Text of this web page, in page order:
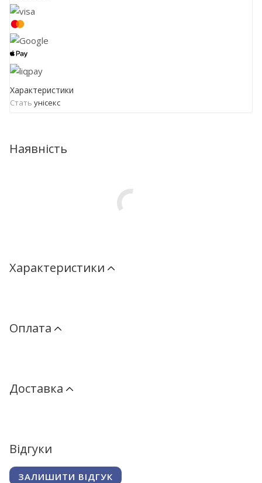
Характеристики
Стать унісекс
Наявність
Характеристики
Оплата
Доставка
Відгуки
ЗАЛИШИТИ ВІДГУК